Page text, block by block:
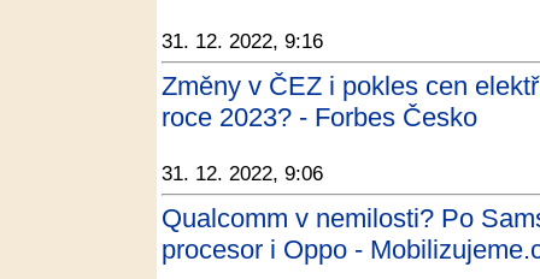
31. 12. 2022, 9:16
Změny v ČEZ i pokles cen
roce 2023? - Forbes Česko
31. 12. 2022, 9:06
Qualcomm v nemilosti? Po
procesor i Oppo -